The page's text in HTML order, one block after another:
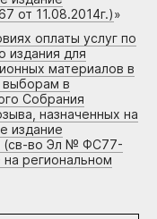
от 11.08.2014г.)»
оплаты услуг по
издания для
материалов в
выборам в
Собрания
назначенных на
издание
(св-во Эл № ФС77-
региональном